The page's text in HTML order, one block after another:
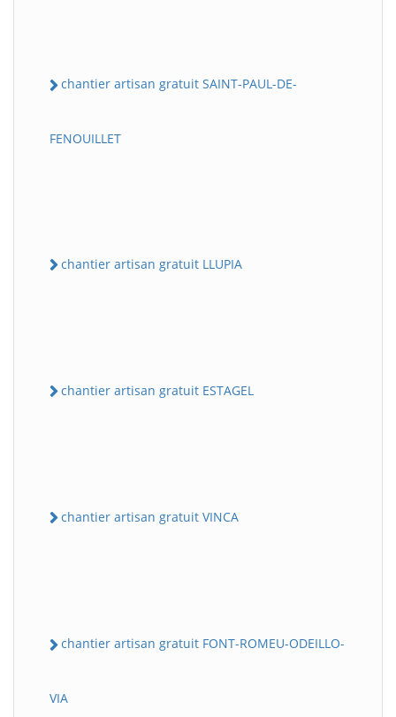
chantier artisan gratuit SAINT-PAUL-DE-
FENOUILLET
chantier artisan gratuit LLUPIA
chantier artisan gratuit ESTAGEL
chantier artisan gratuit VINCA
chantier artisan gratuit FONT-ROMEU-ODEILLO-
VIA